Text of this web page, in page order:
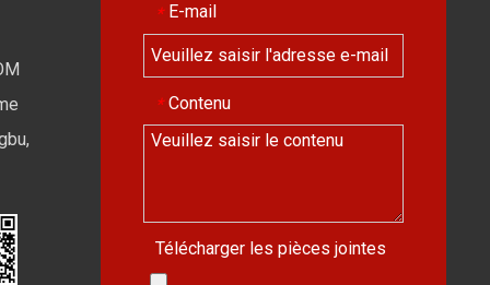
* E-mail
* Contenu
Télécharger les pièces jointes